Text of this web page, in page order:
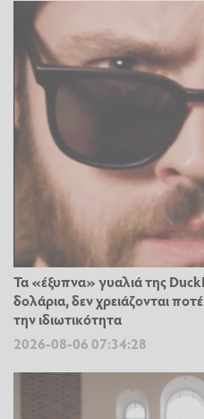
Τα «έξυπνα» γυαλιά της
δολάρια, δεν χρειάζονται
την ιδιωτικότητα
2026-08-06 07:34:28